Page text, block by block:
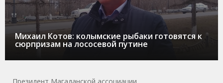
Михаил Котов: колымские рыбаки готовятся к
сюрпризам на лососевой путине
Президент Магаданской ассоциации